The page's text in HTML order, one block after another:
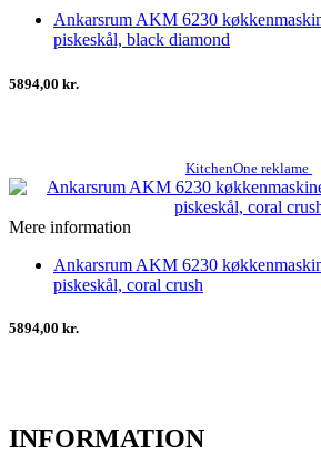
Ankarsrum AKM 6230
piskeskål, black diamond
5894,00 kr.
KitchenOne reklame
Mere information
Ankarsrum AKM 6230
piskeskål, coral crush
5894,00 kr.
INFORMATION